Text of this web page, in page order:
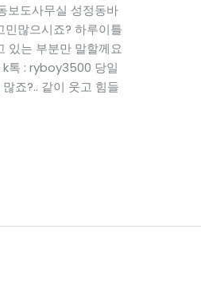
보도사무실 성정동바
민많으시죠? 하루이틀
있는 부분만 말할께요
톡 : ryboy3500 당일
죠?.. 같이 웃고 힘들